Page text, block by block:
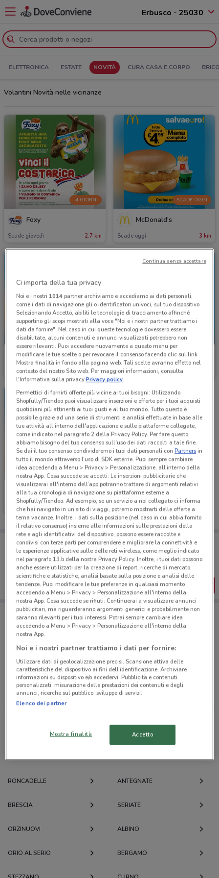
Erbusco - 25030
ELETTRONICA ESTATE NOVITÀ CURA CASA E CORPO
Volantini Novità nelle vicinanze
-4 GIORNI
Foxy
Scade giovedì 2.7 km
SCADE OGGI
McDonald's
Scade oggi 3 km
SCADE OGGI
McDonald's
Scade oggi 3 km
SCADE OGGI
McDonald's
Scade oggi
Ferrarelle
Scade il 16/08 4.2 km
Porta DoveConviene sempre con te!
Puoi trovare le migliori offerte dei negozi vicino a te,
salvarle e creare la tua lista del risparmio, comodamente
dal tuo cellulare.
SCARICA L’APP
Negozi di Novità a Erbusco
LOACKER
Tutti i negozi
Volantini e offerte intorno a Erbusco
RONCADELLE ANTEGNATE
BRESCIA SERIATE
ORZINUOVI ALBINO
ORIO AL SERIO BERGAMO
Ci importa della tua privacy
Noi e i nostri 1014partner archiviamo e accediamo ai dati personali,
come i dati di navigazione gli o identificatori univoci, sul tuo dispositivo.
Selezionando Accetto, abiliti le tecnologie di tracciamento affinché
supportino gli scopi mostrati alla voce "Noi e i nostri partner trattiamo i
dati da fornire". Nel caso in cui queste tecnologie dovessero essere
disabilitate, alcuni contenuti e annunci visualizzati potrebbero non
essere rilevanti. Puoi accedere nuovamente a questo menu per
modificare le tue scelte o per revocare il consenso facendo clic sul link
Mostra finalità in fondo alla pagina web. Tali scelte avranno effetto nel
contesto del nostro Sito web. Per maggiori informazioni, consulta
l'Informativa sulla privacy.Privacy policy
Permettici di fornirti offerte più vicine ai tuoi bisogni: Utilizzando
Shopfully/Tiendeo puoi visualizzare inserzioni e offerte per i tuoi acquisti
quotidiani più attinenti ai tuoi gusti e al tuo mondo. Tutto questo è
possibile grazie ad una serie di strumenti e analisi effettuate in base alle
tue attività all'interno dell'applicazione e sulle piattaforme collegate,
come indicato nel paragrafo 2 della Privacy Policy. Per fare questo,
abbiamo bisogno del tuo consenso sull'uso dei dati raccolti a tale fine.
Se dai il tuo consenso condivideremo i tuoi dati personali conPartnersin
tutto il mondo attraverso l’uso di SDK esterne. Puoi sempre cambiare
idea accedendo a Menu > Privacy > Personalizzazione, all’interno della
nostra App. Cosa succede se accetti: Le inserzioni pubblicitarie che
visualizzerai all'interno dell’app potranno trattare di argomenti relativi
alla tua cronologia di navigazione su piattaforme esterne a
Shopfully/Tiendeo. Ad esempio, se un servizio a noi collegato ci informa
che hai navigato in un sito di viaggi, potremo mostrarti delle offerte a
tema vacanze. Inoltre, i dati sulla posizione (nel caso in cui abbia fornito
il relativo consenso) insieme alle informazioni sulle prestazioni della
rete e agli identificativi del dispositivo, possono essere raccolte e
condivisi con terze parti per comprendere e migliorare la connettività e
le esperienze applicative sulle delle reti wireless, come meglio indicato
nel paragrafo 13.b della nostra Privacy Policy. Inoltre, i tuoi dati possono
anche essere utilizzati per la creazione di report, ricerche di mercato,
scientifiche e statistiche, analisi basate sulla posizione e analisi delle
tendenze. Puoi modificare le tue preferenze in qualsiasi momento
accedendo a Menu > Privacy > Personalizzazione all'interno della
nostra App. Cosa succede se rifiuti: Continuerai a visualizzare annunci
pubblicitari, ma riguarderanno argomenti generici e probabilmente non
saranno rilevanti per i tuoi interessi. Potrai sempre cambiare idea
accedendo a Menu > Privacy > Personalizzazione all'interno della
nostra App.
Noi e i nostri partner trattiamo i dati per fornire:
Utilizzare dati di geolocalizzazione precisi. Scansione attiva delle
caratteristiche del dispositivo ai fini dell’identificazione. Archiviare
informazioni su dispositivo e/o accedervi. Pubblicità e contenuti
personalizzati, misurazione delle prestazioni dei contenuti e degli
annunci, ricerche sul pubblico, sviluppo di servizi.
Elenco dei partner
Mostra finalità Accetto
Continua senza accettare